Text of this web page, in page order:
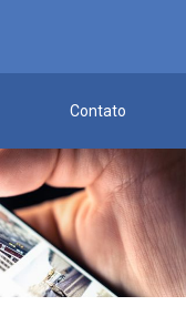
Contato